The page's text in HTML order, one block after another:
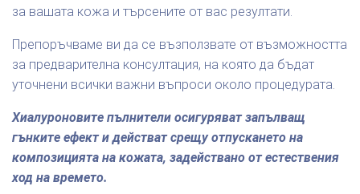
за вашата кожа и търсените от вас резултати.
Препоръчваме ви да се възползвате от възможността
за предварителна консултация, на която да бъдат
уточнени всички важни въпроси около процедурата.
Хиалуроновите пълнители осигуряват запълващ
гънките ефект и действат срещу отпускането на
композицията на кожата, задействано от естествения
ход на времето.